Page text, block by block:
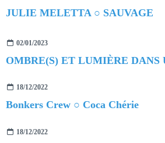
JULIE MELETTA ○ SAUVAGE
02/01/2023
18/12/2022
Bonkers Crew ○ Coca Chérie
18/12/2022